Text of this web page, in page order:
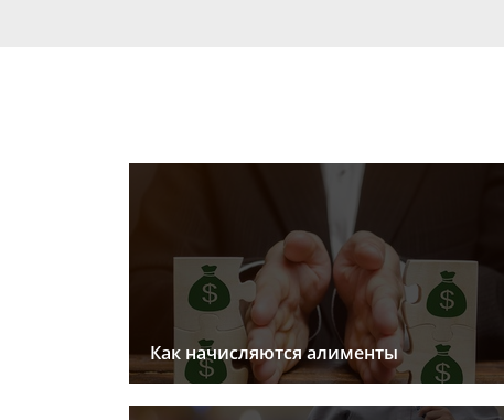
Как начисляются алименты